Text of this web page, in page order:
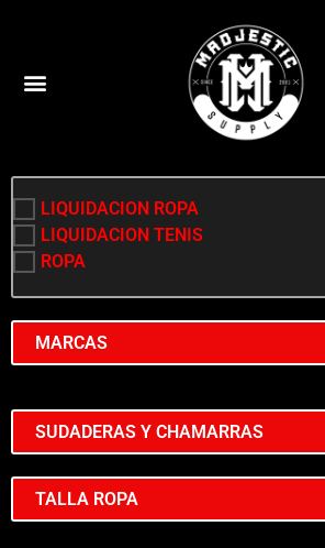
LIQUIDACION ROPA
LIQUIDACION TENIS
ROPA